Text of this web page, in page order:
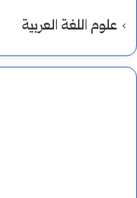
علوم اللغة العربية